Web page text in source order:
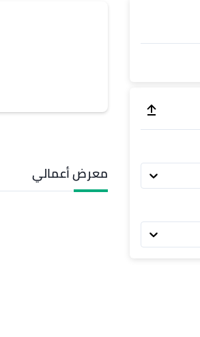
معرض أعمالي